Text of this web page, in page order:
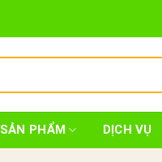
SẢN PHẨM DỊCH VỤ